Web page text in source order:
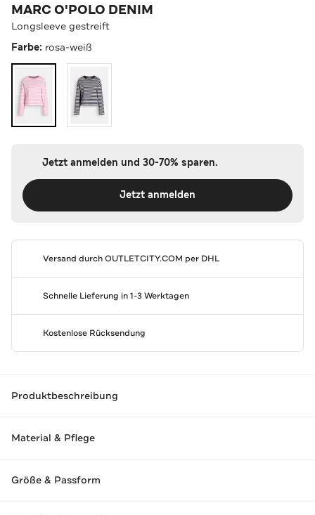
MARC O'POLO DENIM
Longsleeve gestreift
Farbe: rosa-weiß
Jetzt anmelden und 30-70% sparen.
Jetzt anmelden
Versand durchOUTLETCITY.COM per DHL
Schnelle Lieferung in 1-3 Werktagen
Kostenlose Rücksendung
Produktbeschreibung
Material & Pflege
Größe & Passform